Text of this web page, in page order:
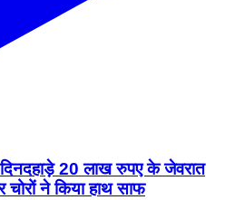
20 लाख रुपए के जेवरात
ने किया हाथ साफ